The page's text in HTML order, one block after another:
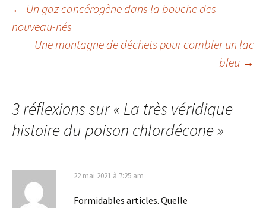
Navigation
des
← Un gaz cancérogène dans la bouche des
nouveau-nés
Une montagne de déchets pour combler un lac
bleu →
3 réflexions sur « La très véridique
histoire du poison chlordécone»
22 mai 2021 à 7:25 am
Formidables articles. Quelle